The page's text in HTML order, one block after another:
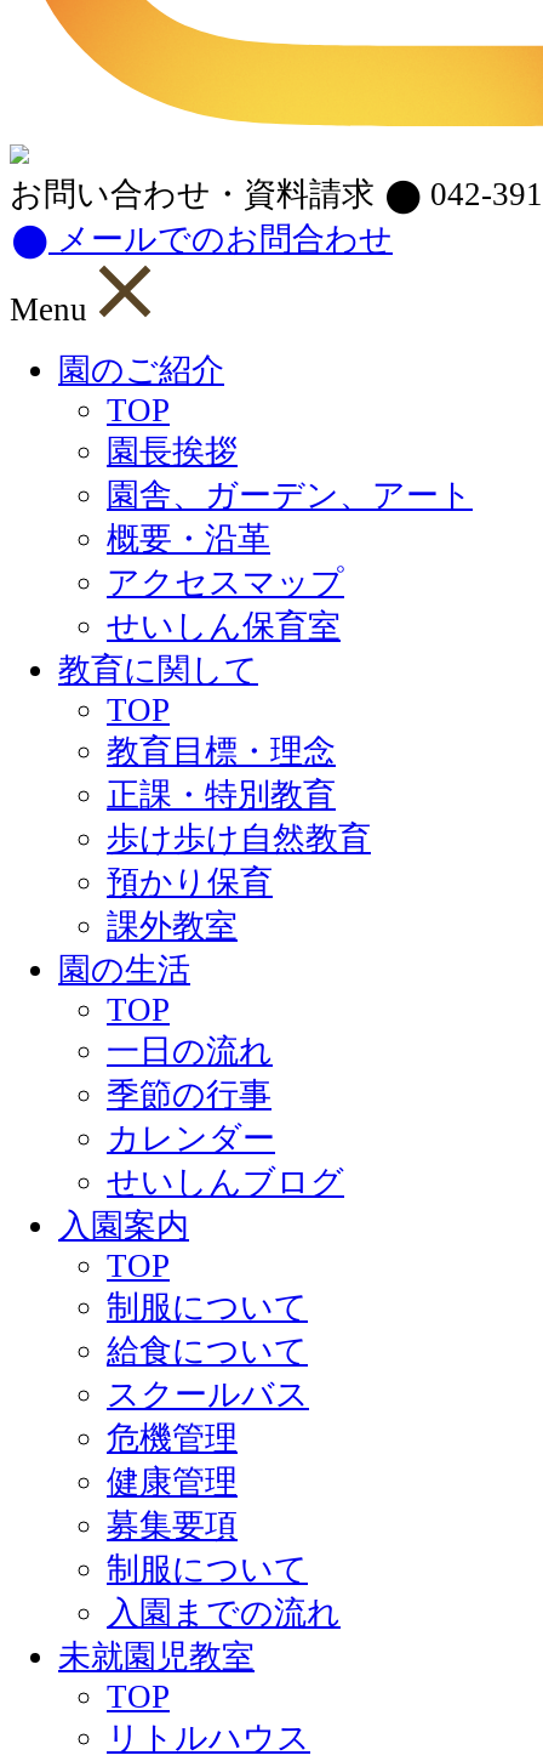
お問い合わせ・資料請求
042-
メールでのお問合わせ
Menu
園のご紹介
TOP
園長挨拶
園舎、ガーデン、アート
概要・沿革
アクセスマップ
せいしん保育室
教育に関して
TOP
教育目標・理念
正課・特別教育
歩け歩け自然教育
預かり保育
課外教室
園の生活
TOP
一日の流れ
季節の行事
カレンダー
せいしんブログ
入園案内
TOP
制服について
給食について
スクールバス
危機管理
健康管理
募集要項
制服について
入園までの流れ
未就園児教室
TOP
リトルハウス